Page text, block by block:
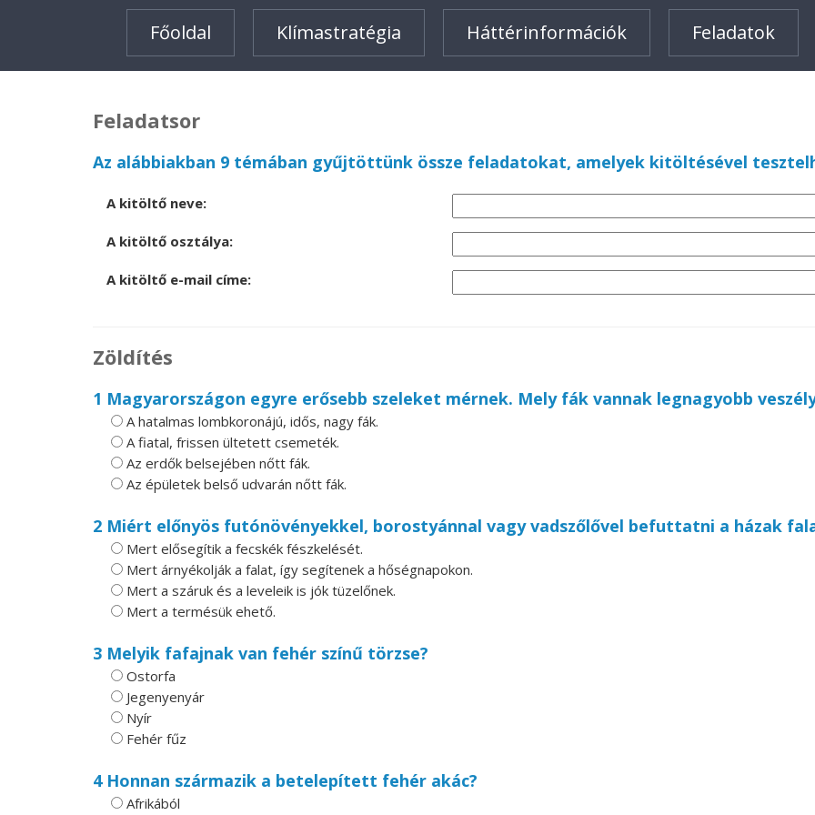
Főoldal Klímastratégia Háttérinformációk Feladatok
Feladatsor
Az alábbiakban 9 témában gyűjtöttünk össze feladatokat, amelyek kitöltésével
A kitöltő neve:
A kitöltő osztálya:
A kitöltő e-mail címe:
Zöldítés
1 Magyarországon egyre erősebb szeleket mérnek. Mely fák vannak legnagyobb
A hatalmas lombkoronájú, idős, nagy fák.
A fiatal, frissen ültetett csemeték.
Az erdők belsejében nőtt fák.
Az épületek belső udvarán nőtt fák.
2 Miért előnyös futónövényekkel, borostyánnal vagy vadszőlővel befuttatni a házak
Mert elősegítik a fecskék fészkelését.
Mert árnyékolják a falat, így segítenek a hőségnapokon.
Mert a száruk és a leveleik is jók tüzelőnek.
Mert a termésük ehető.
3 Melyik fafajnak van fehér színű törzse?
Ostorfa
Jegenyenyár
Nyír
Fehér fűz
4 Honnan származik a betelepített fehér akác?
Afrikából